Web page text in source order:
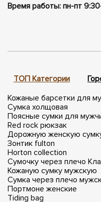
Время работы: пн-пт
ТОП Категории
Кожаные барсетки для
Сумка холщовая
Поясные сумки для
Red rock рюкзак
Дорожную женскую
Зонтик fulton
Horton collection
Сумочку через плечо
Кожаную сумку мужскую
Сумка через плечо
Портмоне женские
Tiding bag